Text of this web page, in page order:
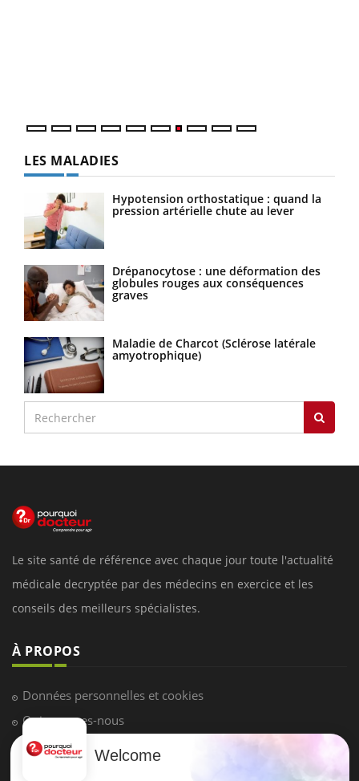
LES MALADIES
Hypotension orthostatique : quand la
pression artérielle chute au lever
Drépanocytose : une déformation des
globules rouges aux conséquences
graves
Maladie de Charcot (Sclérose latérale
amyotrophique)
Le site santé de référence avec chaque jour toute l'actualité
médicale decryptée par des médecins en exercice et les
conseils des meilleurs spécialistes.
À PROPOS
Données personnelles et cookies
Qui sommes-nous
Conditions d'utilisation
Welcome